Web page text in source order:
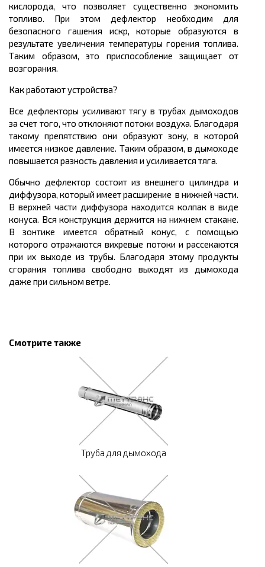
кислорода, что позволяет существенно экономить
топливо. При этом дефлектор необходим для
безопасного гашения искр, которые образуются в
результате увеличения температуры горения топлива.
Таким образом, это приспособление защищает от
возгорания.
Как работают устройства?
Все дефлекторы усиливают тягу в трубах дымоходов
за счет того, что отклоняют потоки воздуха. Благодаря
такому препятствию они образуют зону, в которой
имеется низкое давление. Таким образом, в дымоходе
повышается разность давления и усиливается тяга.
Обычно дефлектор состоит из внешнего цилиндра и
диффузора, который имеет расширение в нижней части.
В верхней части диффузора находится колпак в виде
конуса. Вся конструкция держится на нижнем стакане.
В зонтике имеется обратный конус, с помощью
которого отражаются вихревые потоки и рассекаются
при их выходе из трубы. Благодаря этому продукты
сгорания топлива свободно выходят из дымохода
даже при сильном ветре.
Смотрите также
Труба для дымохода